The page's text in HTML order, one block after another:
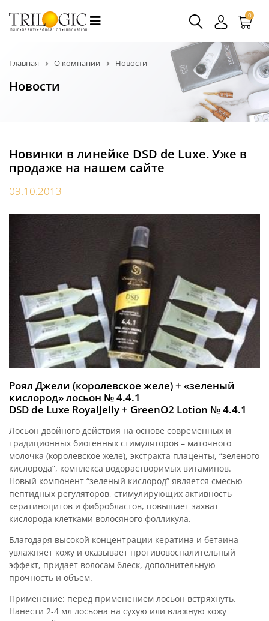
0
Главная О компании Новости
Новости
Новинки в линейке DSD de Luxe. Уже в
продаже на нашем сайте
09.10.2013
Роял Джели (королевское желе) + «зеленый
кислород» лосьон № 4.4.1
DSD de Luxe RoyalJelly + GreenO2 Lotion № 4.4.1
Лосьон двойного действия на основе современных и
традиционных биогенных стимуляторов – маточного
молочка (королевское желе), экстракта плаценты, “зеленого
кислорода”, комплекса водорастворимых витаминов.
Новый компонент “зеленый кислород” является смесью
пептидных регуляторов, стимулирующих активность
кератиноцитов и фибробластов, повышает захват
кислорода клетками волосяного фолликула.
Благодаря высокой концентрации кератина и бетаина
увлажняет кожу и оказывает противовоспалительный
эффект, придает волосам блеск, дополнительную
прочность и объем.
Применение: перед применением лосьон встряхнуть.
Нанести 2-4 мл лосьона на сухую или влажную кожу